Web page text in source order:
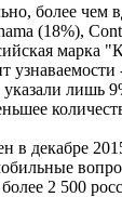
более чем
(18%),
марка
узнаваемости
лишь
в декабре
2 500